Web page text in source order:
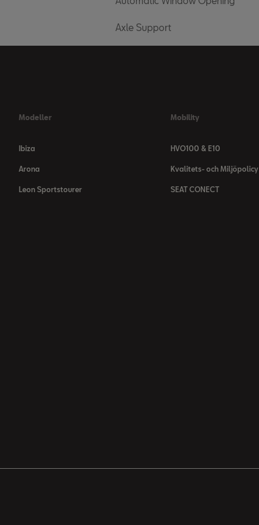
Axle Support
Modeller
Ibiza
Arona
Leon Sportstourer
Mobility
HVO100 & E10
Kvalitets- och Miljöpolicy
SEAT CONECT